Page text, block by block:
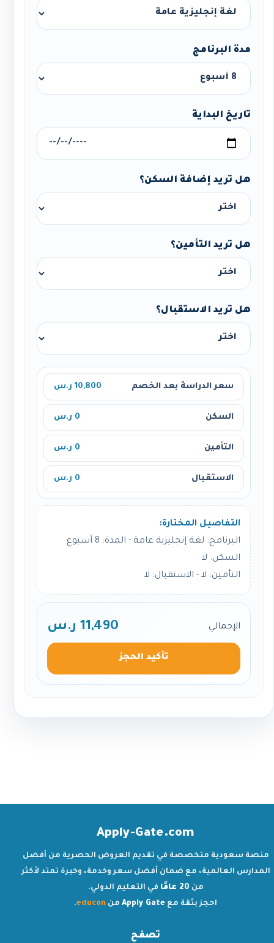
مدة البرنامج
تاريخ البداية
هل تريد إضافة السكن؟
هل تريد التأمين؟
هل تريد الاستقبال؟
سعر الدراسة بعد الخصم 10,800 ر.س
السكن 0 ر.س
التأمين 0 ر.س
الاستقبال 0 ر.س
التفاصيل المختارة:
البرنامج: لغة إنجليزية عامة - المدة: 8 أسبوع
السكن: لا
التأمين: لا - الاستقبال: لا
الإجمالي 11,490 ر.س
تأكيد الحجز
Apply-Gate.com
منصة سعودية متخصصة في تقديم العروض الحصرية من أفضل
المدارس العالمية، مع ضمان أفضل سعر وخدمة، وخبرة تمتد لأكثر
من 20 عامًا
في التعليم الدولي.
احجز بثقة مع Apply Gate من educon
.
تصفح